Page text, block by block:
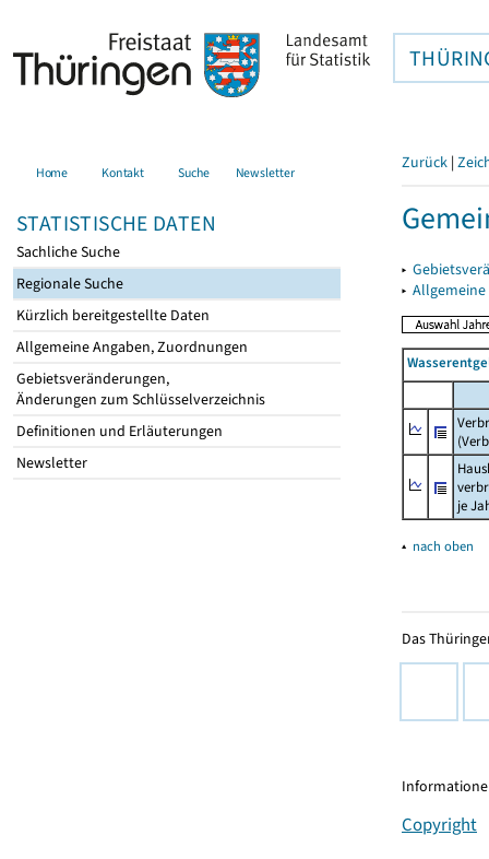
Home Kontakt Suche Newsletter
STATISTISCHE DATEN
Sachliche Suche
Regionale Suche
Kürzlich bereitgestellte Daten
Allgemeine Angaben, Zuordnungen
Gebietsveränderungen,
Änderungen zum Schlüsselverzeichnis
Definitionen und Erläuterungen
Newsletter
Zurück |
▸
▸
je
▴ nach oben
Das
Copyright